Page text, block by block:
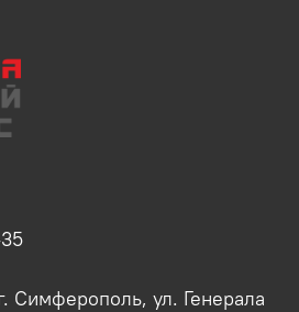
Симферополь, ул. Генерала